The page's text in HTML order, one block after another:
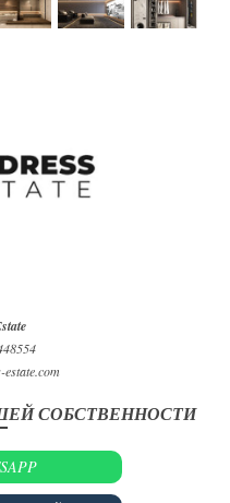
СОБСТВЕННОСТИ